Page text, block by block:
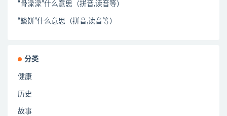
“骨渌渌”什么意思（拼音,读音等）
“餤饼”什么意思（拼音,读音等）
分类
健康
历史
故事